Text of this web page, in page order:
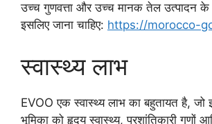
उच्च गुणवत्ता और उच्च मानक तेल उत्पादन
इसलिए जाना चाहिए: https://morocco-
स्वास्थ्य लाभ
EVOO एक स्वास्थ्य लाभ का बहुतायत है, जो
भूमिका को हृदय स्वास्थ्य, प्रशांतिकारी गुणों